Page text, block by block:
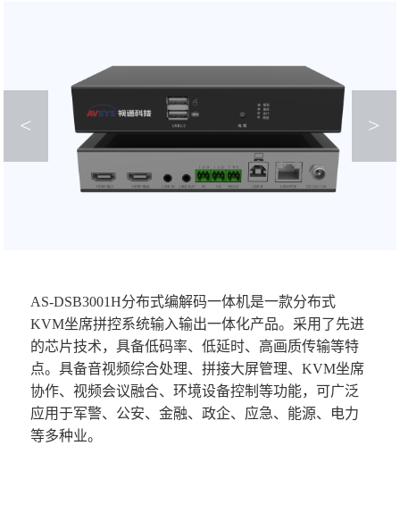
< >
AS-DSB3001H分布式编解码一体机是一款分布式
KVM坐席拼控系统输入输出一体化产品。采用了先进
的芯片技术，具备低码率、低延时、高画质传输等特
点。具备音视频综合处理、拼接大屏管理、KVM坐席
协作、视频会议融合、环境设备控制等功能，可广泛
应用于军警、公安、金融、政企、应急、能源、电力
等多种业。